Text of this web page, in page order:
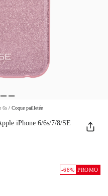
6s / Coque pailletée
iPhone 6/6s/7/8/SE
-68% PROMO